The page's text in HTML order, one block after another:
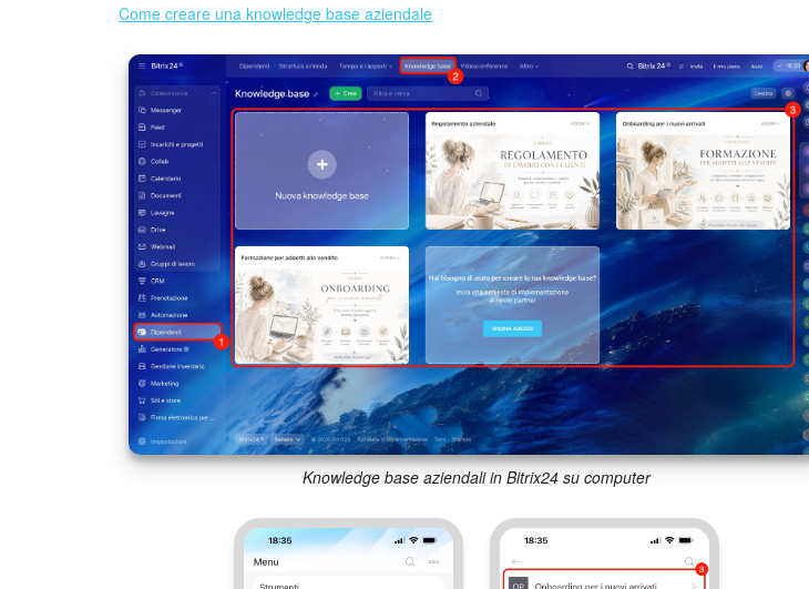
Come creare una knowledge base aziendale
Knowledge base aziendali in Bitrix24 su computer